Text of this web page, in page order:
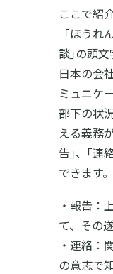
ここで紹
「ほうれ
談｣の頭文
日本の会
ミュニケ
部下の状
える義務
告｣、｢連
できます。
・報告：
て、その
・連絡：
の意志で